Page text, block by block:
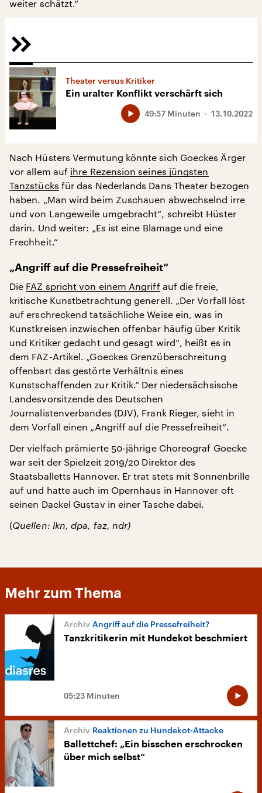
weiter schätzt.“
Theater versus Kritiker
Ein uralter Konflikt verschärft sich
13.10.2022
49:57 Minuten
Nach Hüsters Vermutung könnte sich Goeckes Ärger
vor allem auf ihre Rezension seines jüngsten
Tanzstücks für das Nederlands Dans Theater bezogen
haben. „Man wird beim Zuschauen abwechselnd irre
und von Langeweile umgebracht“, schreibt Hüster
darin. Und weiter: „Es ist eine Blamage und eine
Frechheit.“
„Angriff auf die Pressefreiheit“
Die FAZ spricht von einem Angriffauf die freie,
kritische Kunstbetrachtung generell. „Der Vorfall löst
auf erschreckend tatsächliche Weise ein, was in
Kunstkreisen inzwischen offenbar häufig über Kritik
und Kritiker gedacht und gesagt wird“, heißt es in
dem FAZ-Artikel. „Goeckes Grenzüberschreitung
offenbart das gestörte Verhältnis eines
Kunstschaffenden zur Kritik.“ Der niedersächsische
Landesvorsitzende des Deutschen
Journalistenverbandes (DJV), Frank Rieger, sieht in
dem Vorfall einen „Angriff auf die Pressefreiheit“.
Der vielfach prämierte 50-jährige Choreograf Goecke
war seit der Spielzeit 2019/20 Direktor des
Staatsballetts Hannover. Er trat stets mit Sonnenbrille
auf und hatte auch im Opernhaus in Hannover oft
seinen Dackel Gustav in einer Tasche dabei.
(Quellen: lkn, dpa, faz, ndr)
Mehr zum Thema
Angriff auf die Pressefreiheit?
Tanzkritikerin mit Hundekot beschmiert
05:23 Minuten
Reaktionen zu Hundekot-Attacke
Ballettchef: „Ein bisschen erschrocken
über mich selbst“